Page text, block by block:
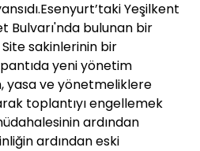
Yeşilkent
Bulvarı'nda bulunan bir
sakinlerinin bir
yeni yönetim
yasa ve yönetmeliklere
toplantıyı engellemek
ardından
ardından eski